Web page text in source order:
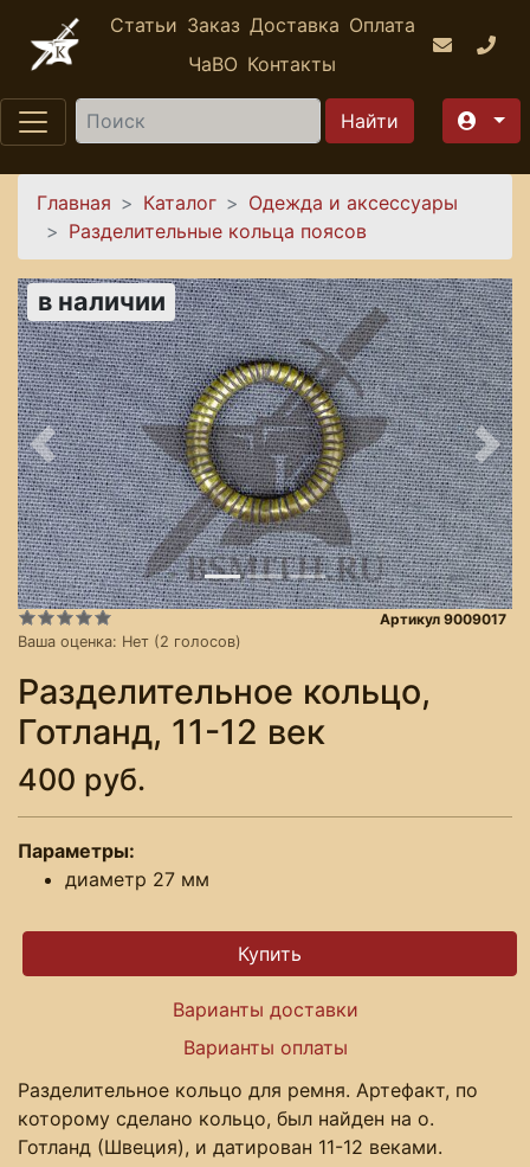
Перейти к основному содержанию
Статьи Заказ Доставка Оплата
ЧаВО Контакты
Найти
Вы здесь
Главная Каталог
Одежда и аксессуары
Разделительные кольца поясов
в наличии
Предыдущее
Ваша оценка: Нет (2 голосов)
Артикул 9009017
Разделительное кольцо,
Готланд, 11-12 век
400 руб.
Параметры:
диаметр 27 мм
Варианты доставки
Варианты оплаты
Разделительное кольцо для ремня. Артефакт, по
которому сделано кольцо, был найден на о.
Готланд (Швеция), и датирован 11-12 веками.